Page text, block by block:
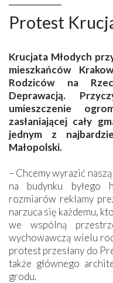
Protest
Krucjata Młodych
mieszkańców
Rodziców na
Deprawacją.
umieszczenie
zasłaniającej cały
jednym z
Małopolski.
– Chcemy wyrazić
na budynku byłego
rozmiarów reklamy
narzuca się każdemu,
we wspólną
wychowawczą wielu
protest przesłany do
także głównego
grodu.